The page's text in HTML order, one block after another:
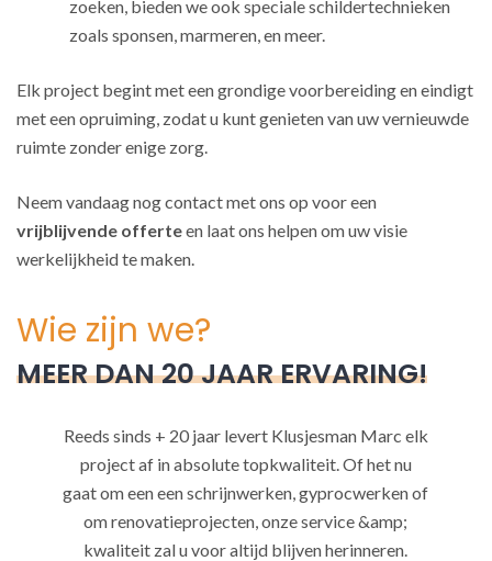
zoeken, bieden we ook speciale schildertechnieken
zoals sponsen, marmeren, en meer.
Elk project begint met een grondige voorbereiding en eindigt
met een opruiming, zodat u kunt genieten van uw vernieuwde
ruimte zonder enige zorg.
Neem vandaag nog contact met ons op voor een
vrijblijvende offerteen laat ons helpen om uw visie
werkelijkheid te maken.
Wie zijn we?
MEER DAN 20 JAAR ERVARING!
Reeds sinds + 20 jaar levert Klusjesman Marc elk
project af in absolute topkwaliteit. Of het nu
gaat om een een schrijnwerken, gyprocwerken of
om renovatieprojecten, onze service &amp;
kwaliteit zal u voor altijd blijven herinneren.